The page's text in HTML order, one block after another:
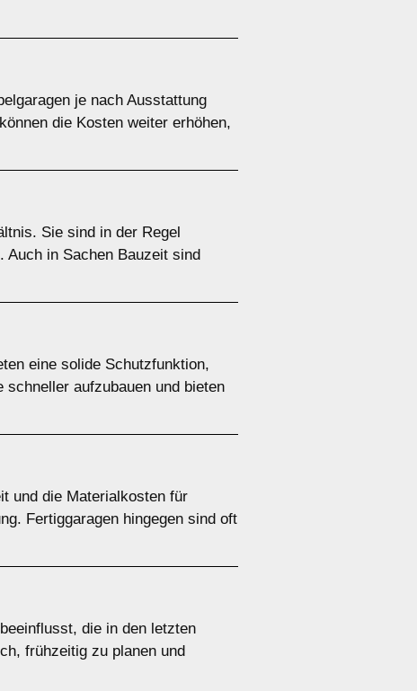
je nach Ausstattung
die Kosten weiter erhöhen,
Sie sind in der Regel
Auch in Sachen Bauzeit sind
eine solide Schutzfunktion,
aufzubauen und bieten
und die Materialkosten für
Fertiggaragen hingegen sind oft
die in den letzten
frühzeitig zu planen und